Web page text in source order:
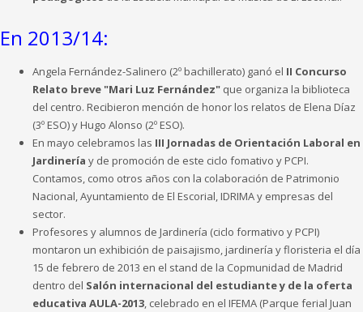
En 2013/14:
Angela Fernández-Salinero (2º bachillerato) ganó el II Concurso
Relato breve "Mari Luz Fernández" que organiza la biblioteca
del centro. Recibieron mención de honor los relatos de Elena Díaz
(3º ESO) y Hugo Alonso (2º ESO).
En mayo celebramos las III Jornadas de Orientación Laboral en
Jardinería y de promoción de este ciclo fomativo y PCPI.
Contamos, como otros años con la colaboración de Patrimonio
Nacional, Ayuntamiento de El Escorial, IDRIMA y empresas del
sector.
Profesores y alumnos de Jardinería (ciclo formativo y PCPI)
montaron un exhibición de paisajismo, jardinería y floristeria el día
15 de febrero de 2013 en el stand de la Copmunidad de Madrid
dentro del Salón internacional del estudiante y de la oferta
educativa AULA-2013 , celebrado en el IFEMA (Parque ferial Juan